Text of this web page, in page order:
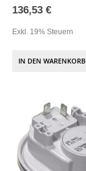
136,53 €
Exkl. 19% Steuern
IN DEN WARENKORB